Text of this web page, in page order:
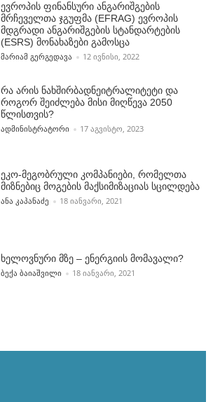
ევროპის ფინანსური ანგარიშგების
მრჩეველთა ჯგუფმა (EFRAG) ევროპის
მდგრადი ანგარიშგების სტანდარტების
(ESRS) მონახაზები გამოსცა
POSTED BY
ᲛᲐᲠᲘᲐᲛ ᲒᲔᲠᲒᲔᲓᲐᲕᲐ 12 ᲘᲕᲜᲘᲡᲘ, 2022
რა არის ნახშირბადნეიტრალიტეტი და
როგორ შეიძლება მისი მიღწევა 2050
წლისთვის?
POSTED BY
ᲐᲓᲛᲘᲜᲘᲡᲢᲠᲐᲢᲝᲠᲘ 17 ᲐᲒᲕᲘᲡᲢᲝ, 2023
ეკო-მეგობრული კომპანიები, რომელთა
მიზნებიც მოგების მაქსიმიზაციას სცილდება
POSTED BY
ᲐᲜᲐ ᲙᲐᲞᲐᲜᲐᲫᲔ 18 ᲘᲐᲜᲕᲐᲠᲘ, 2021
ხელოვნური მზე – ენერგიის მომავალი?
POSTED BY
ᲑᲔᲥᲐ ᲑᲐᲘᲐᲨᲕᲘᲚᲘ 18 ᲘᲐᲜᲕᲐᲠᲘ, 2021